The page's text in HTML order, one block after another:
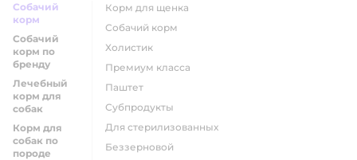
Собачий
корм
Собачий
корм по
бренду
Лечебный
корм для
собак
Корм для
собак по
породе
корм для щенка
собачий корм
холистик
премиум класса
паштет
субпродукты
для стерилизованных
беззерновой